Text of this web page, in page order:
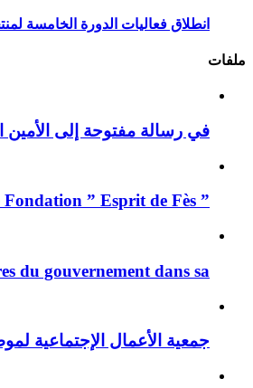
انطلاق فعاليات الدورة الخامسة
ملفات
في رسالة مفتوحة إلى الأمين
” Affaire Fondation ” Esprit de Fès ”...
du gouvernement dans sa ...
جمعية الأعمال الإجتماعية